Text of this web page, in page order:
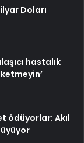
Doları
hastalık
ödüyorlar: Akıl